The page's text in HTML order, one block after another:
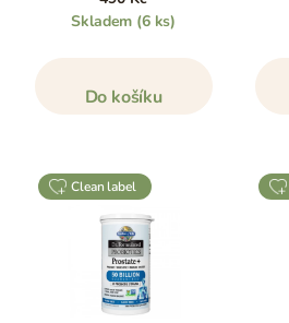
Skladem (6 ks)
Do košíku
clean label